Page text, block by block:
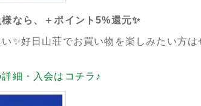
なら、＋ポイント5%還元✨
✨好日山荘でお買い物を楽しみたい方は
細・入会はコチラ♪